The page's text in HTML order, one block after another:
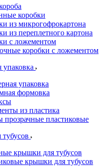
коробки
из микрогофрокартона
из переплетного картона
с ложементом
коробки с ложементом
упаковка
упаковка
формовка
из пластика
прозрачные пластиковые
крышки для тубусов
крышки для тубусов